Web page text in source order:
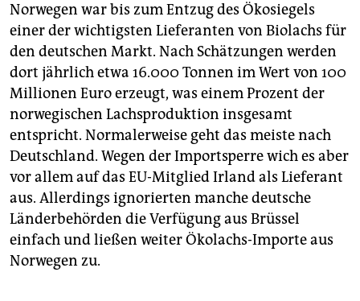
Norwegen war bis zum Entzug des Ökosiegels
einer der wichtigsten Lieferanten von Biolachs für
den deutschen Markt. Nach Schätzungen werden
dort jährlich etwa 16.000 Tonnen im Wert von 100
Millionen Euro erzeugt, was einem Prozent der
norwegischen Lachsproduktion insgesamt
entspricht. Normalerweise geht das meiste nach
Deutschland. Wegen der Importsperre wich es aber
vor allem auf das EU-Mitglied Irland als Lieferant
aus. Allerdings ignorierten manche deutsche
Länderbehörden die Verfügung aus Brüssel
einfach und ließen weiter Ökolachs-Importe aus
Norwegen zu.